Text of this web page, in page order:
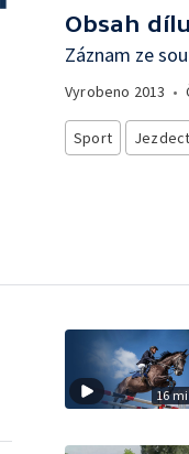
Obsah dílu
Záznam ze
Vyrobeno 2013 •
Sport
16